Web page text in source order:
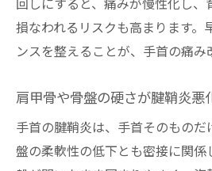
回しにすると、痛みが慢性化し、
損なわれるリスクも高まります。
ンスを整えることが、手首の痛み
肩甲骨や骨盤の硬さが腱鞘炎悪
手首の腱鞘炎は、手首そのものだ
盤の柔軟性の低下とも密接に関係